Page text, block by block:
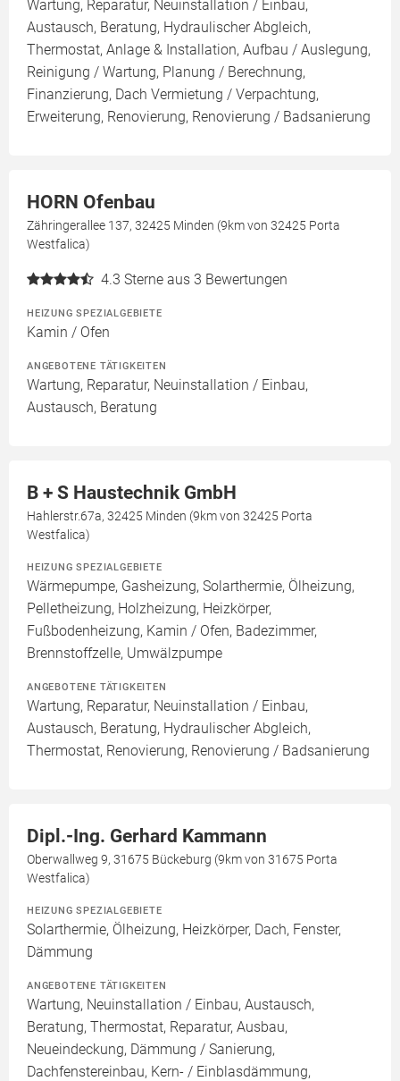
Wartung, Reparatur, Neuinstallation / Einbau,
Austausch, Beratung, Hydraulischer Abgleich,
Thermostat, Anlage & Installation, Aufbau / Auslegung,
Reinigung / Wartung, Planung / Berechnung,
Finanzierung, Dach Vermietung / Verpachtung,
Erweiterung, Renovierung, Renovierung / Badsanierung
HORN Ofenbau
Zähringerallee 137, 32425 Minden (9km von 32425 Porta
Westfalica)
4.3 Sterne aus 3 Bewertungen
HEIZUNG SPEZIALGEBIETE
Kamin / Ofen
ANGEBOTENE TÄTIGKEITEN
Wartung, Reparatur, Neuinstallation / Einbau,
Austausch, Beratung
B + S Haustechnik GmbH
Hahlerstr.67a, 32425 Minden (9km von 32425 Porta
Westfalica)
HEIZUNG SPEZIALGEBIETE
Wärmepumpe, Gasheizung, Solarthermie, Ölheizung,
Pelletheizung, Holzheizung, Heizkörper,
Fußbodenheizung, Kamin / Ofen, Badezimmer,
Brennstoffzelle, Umwälzpumpe
ANGEBOTENE TÄTIGKEITEN
Wartung, Reparatur, Neuinstallation / Einbau,
Austausch, Beratung, Hydraulischer Abgleich,
Thermostat, Renovierung, Renovierung / Badsanierung
Dipl.-Ing. Gerhard Kammann
Oberwallweg 9, 31675 Bückeburg (9km von 31675 Porta
Westfalica)
HEIZUNG SPEZIALGEBIETE
Solarthermie, Ölheizung, Heizkörper, Dach, Fenster,
Dämmung
ANGEBOTENE TÄTIGKEITEN
Wartung, Neuinstallation / Einbau, Austausch,
Beratung, Thermostat, Reparatur, Ausbau,
Neueindeckung, Dämmung / Sanierung,
Dachfenstereinbau, Kern- / Einblasdämmung,